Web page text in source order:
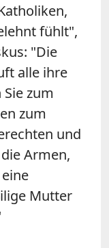
fühlt",
"Die
alle ihre
zum
zum
und
Armen,
Mutter